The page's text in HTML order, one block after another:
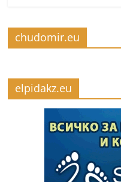
chudomir.eu
elpidakz.eu